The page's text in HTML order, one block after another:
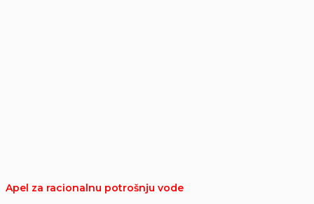
Apel za racionalnu potrošnju vode